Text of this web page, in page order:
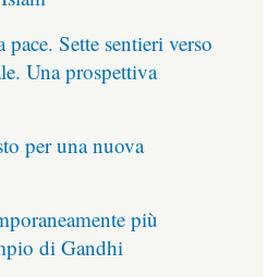
Sette sentieri verso
Una prospettiva
per una nuova
più
di Gandhi